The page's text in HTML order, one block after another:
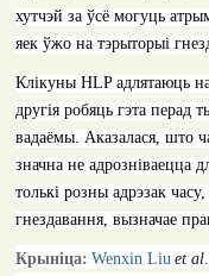
хутчэй за ўсё могуць
яек ўжо на тэрыторыі
КлікуныHLP адлятаюць
другія робяць гэта перад
вадаёмы. Аказалася, што
значна не адрозніваецца
толькі розны адрэзак
гнездавання, вызначае
Крыніца: Wenxin Liu etal.